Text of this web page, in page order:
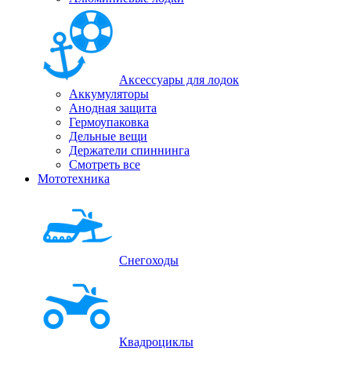
Аксессуары для лодок
Аккумуляторы
Анодная защита
Гермоупаковка
Дельные вещи
Держатели спиннинга
Смотреть все
Мототехника
Снегоходы
Квадроциклы